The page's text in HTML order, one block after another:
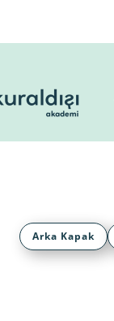
Arka Kapak